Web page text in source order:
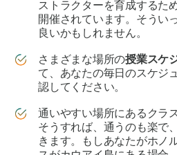
ストラクターを育成するた
開催されています。そうい
良いかもしれません。
さまざまな場所の授業スケ
て、あなたの毎日のスケジ
認してください。
通いやすい場所にあるクラ
そうすれば、通うのも楽で
きます。もしあなたがホノ